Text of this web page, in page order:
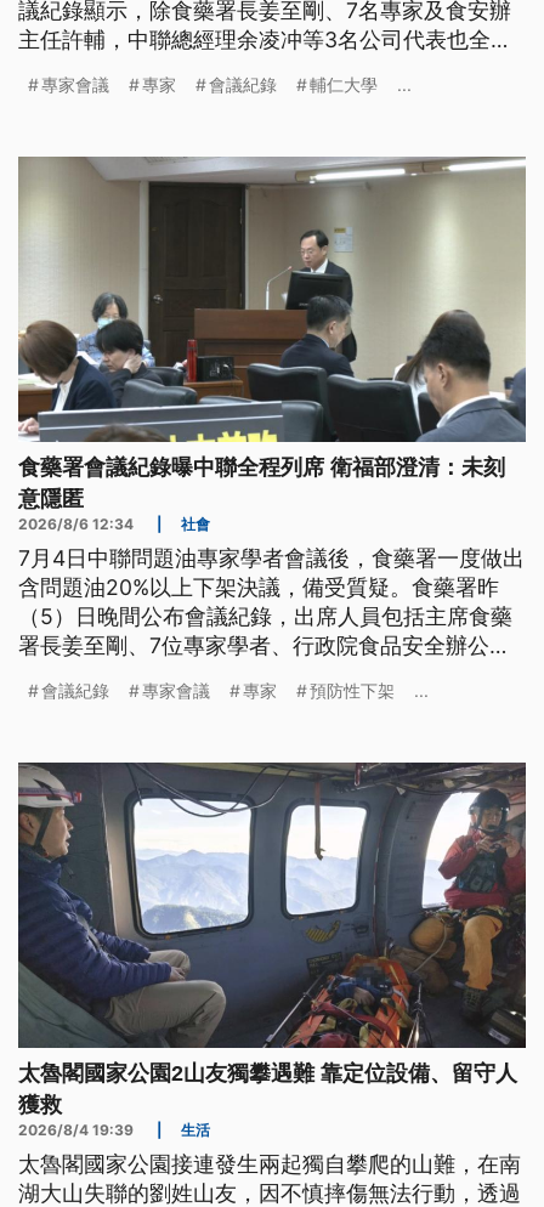
議紀錄顯示，除食藥署長姜至剛、7名專家及食安辦
主任許輔，中聯總經理余凌冲等3名公司代表也全程
出的建議，也出席專家會議的輔仁大學食品科學系講
表決，也沒有做出任何決議。
專家會議 專家 會議紀錄 輔仁大學 ...
食藥署會議紀錄曝中聯全程列席 衛福部澄清：未刻
意隱匿
2026/8/6 12:34 社會
7月4日中聯問題油專家學者會議後，食藥署一度做出
含問題油20%以上下架決議，備受質疑。食藥署昨
（5）日晚間公布會議紀錄，出席人員包括主席食藥
署長姜至剛、7位專家學者、行政院食品安全辦公室
頭到尾也列席，與衛福部長石崇良先前說法不一。衛
討論階段，會議紀錄已無廠商代表發言內容，部長是
據此理解廠商已離席，並非而刻意隱匿或誤導。
會議紀錄 專家會議 專家 預防性下架 ...
太魯閣國家公園2山友獨攀遇難 靠定位設備、留守人
獲救
2026/8/4 19:39 生活
太魯閣國家公園接連發生兩起獨自攀爬的山難，在南
湖大山失聯的劉姓山友，因不慎摔傷無法行動，透過